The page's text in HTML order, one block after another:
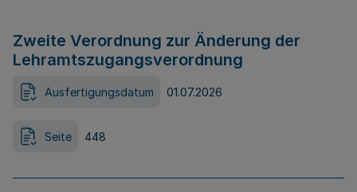
Zweite Verordnung zur Änderung der
Lehramtszugangsverordnung
Ausfertigungsdatum 01.07.2026
Seite 448